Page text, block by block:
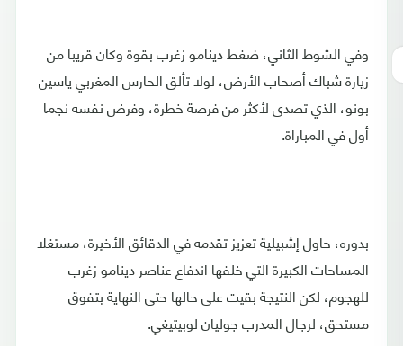
وفي الشوط الثاني، ضغط دينامو زغرب بقوة وكان قريبا من
زيارة شباك أصحاب الأرض، لولا تألق الحارس المغربي ياسين
بونو، الذي تصدى لأكثر من فرصة خطرة، وفرض نفسه نجما
أول في المباراة.
بدوره، حاول إشبيلية تعزيز تقدمه في الدقائق الأخيرة، مستغلا
المساحات الكبيرة التي خلفها اندفاع عناصر دينامو زغرب
للهجوم، لكن النتيجة بقيت على حالها حتى النهاية بتفوق
مستحق، لرجال المدرب جوليان لوبيتيغي.